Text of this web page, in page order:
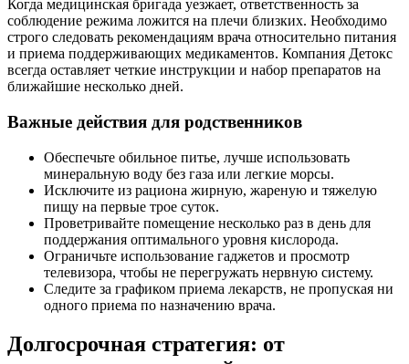
Когда медицинская бригада уезжает, ответственность за
соблюдение режима ложится на плечи близких. Необходимо
строго следовать рекомендациям врача относительно питания
и приема поддерживающих медикаментов. Компания Детокс
всегда оставляет четкие инструкции и набор препаратов на
ближайшие несколько дней.
Важные действия для родственников
Обеспечьте обильное питье, лучше использовать
минеральную воду без газа или легкие морсы.
Исключите из рациона жирную, жареную и тяжелую
пищу на первые трое суток.
Проветривайте помещение несколько раз в день для
поддержания оптимального уровня кислорода.
Ограничьте использование гаджетов и просмотр
телевизора, чтобы не перегружать нервную систему.
Следите за графиком приема лекарств, не пропуская ни
одного приема по назначению врача.
Долгосрочная стратегия: от